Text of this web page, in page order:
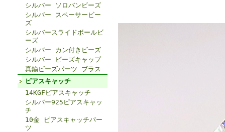
シルバー ソロバンビーズ
シルバー スペーサービー
ズ
シルバースライドボールビ
ーズ
シルバー カン付きビーズ
シルバー ビーズキャップ
真鍮ビーズパーツ ブラス
ピアスキャッチ
14KGFピアスキャッチ
シルバー925ピアスキャッ
チ
10金 ピアスキャッチパー
ツ